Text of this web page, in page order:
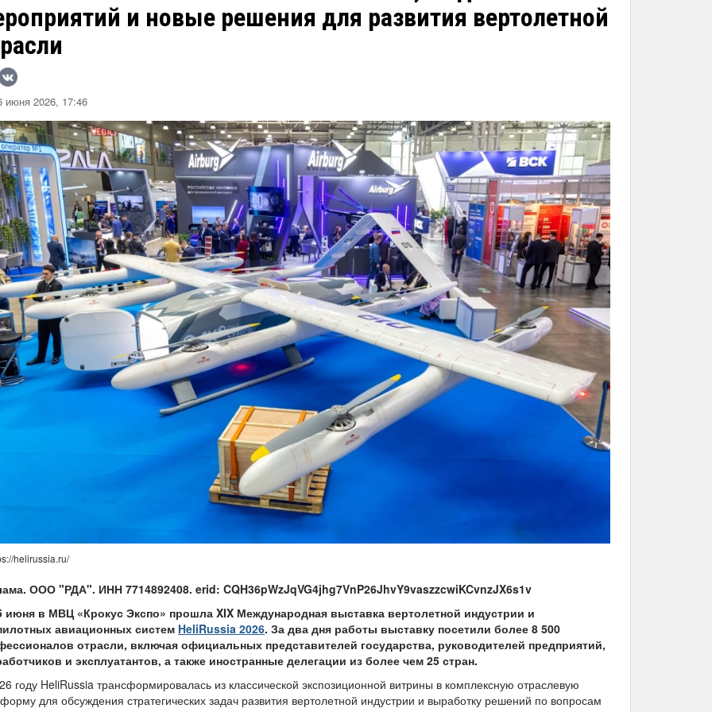
и новые решения для развития вертолетной
июня 2026, 17:46
helirussia.ru/
ООО "РДА". ИНН 7714892408. erid: CQH36pWzJqVG4jhg7VnP26JhvY9vaszzcwiKCvnzJX6s1v
июня в МВЦ «Крокус Экспо» прошла XIX Международная выставка вертолетной индустрии и
авиационных систем HeliRussia 2026. За два дня работы выставку посетили более 8 500
отрасли, включая официальных представителей государства, руководителей предприятий,
и эксплуатантов, а также иностранные делегации из более чем 25 стран.
году HeliRussia трансформировалась из классической экспозиционной витрины в комплексную отраслевую
для обсуждения стратегических задач развития вертолетной индустрии и выработку решений по вопросам